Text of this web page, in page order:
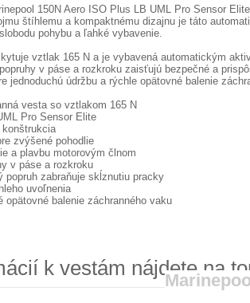
150N Aero ISO Plus LB UML Pro Sensor
štíhlemu a kompaktnému dizajnu je táto
pohybu a ľahké vybavenie.
vztlak 165 N a je vybavená automatickým
v páse a rozkroku zaisťujú bezpečné a
jednoduchú údržbu a rýchle opätovné balenie
vesta so vztlakom 165 N
Pro Sensor Elite
konštrukcia
zvýšené pohodlie
a plavbu motorovým člnom
v páse a rozkroku
popruh zabraňuje skĺznutiu pracky
uvoľnenia
opätovné balenie záchranného vaku
k vestám nájdete na